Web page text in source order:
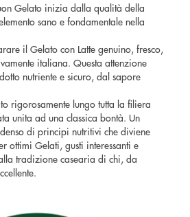
Gelato inizia dalla qualità della
sano e fondamentale nella
il Gelato con Latte genuino, fresco,
italiana. Questa attenzione
nutriente e sicuro, dal sapore
rigorosamente lungo tutta la filiera
unita ad una classica bontà. Un
di principi nutritivi che diviene
ottimi Gelati, gusti interessanti e
tradizione casearia di chi, da